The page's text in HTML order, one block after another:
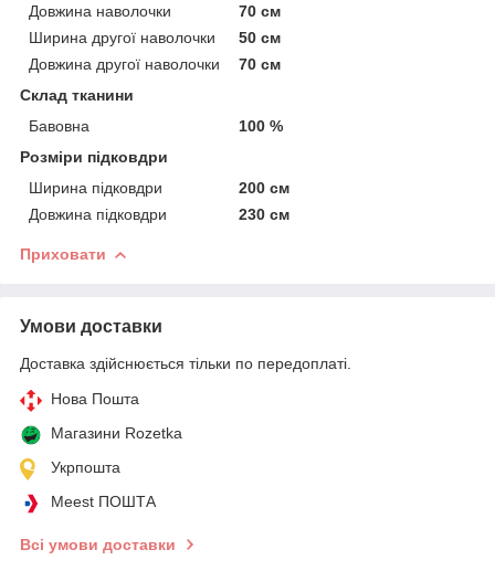
Довжина наволочки
70 см
Ширина другої наволочки
50 см
Довжина другої наволочки
70 см
Склад тканини
Бавовна
100 %
Розміри підковдри
Ширина підковдри
200 см
Довжина підковдри
230 см
Приховати
Умови доставки
Доставка здійснюється тільки по передоплаті.
Нова Пошта
Магазини Rozetka
Укрпошта
Meest ПОШТА
Всі умови доставки